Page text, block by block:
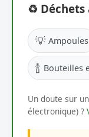
♻️ Déchets
💡 Ampoules
🍾 Bouteilles
Un doute sur
électronique) ?